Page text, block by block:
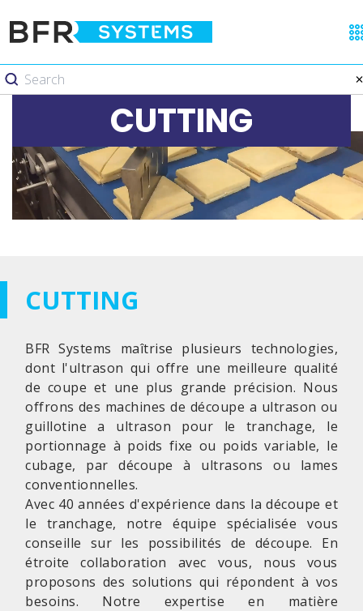
CUTTING
CUTTING
BFR Systems maîtrise plusieurs technologies,
dont l'ultrason qui offre une meilleure qualité
de coupe et une plus grande précision. Nous
offrons des machines de découpe a ultrason ou
guillotine a ultrason pour le tranchage, le
portionnage à poids fixe ou poids variable, le
cubage, par découpe à ultrasons ou lames
conventionnelles.
Avec 40 années d'expérience dans la découpe et
le tranchage, notre équipe spécialisée vous
conseille sur les possibilités de découpe. En
étroite collaboration avec vous, nous vous
proposons des solutions qui répondent à vos
besoins. Notre expertise en matière